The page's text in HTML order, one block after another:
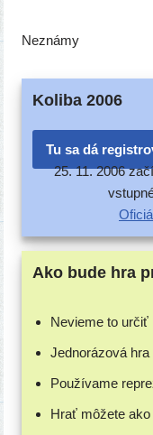
Neznámy
Koliba 2006
Tu sa dá
25. 11. 2006
Ako bude hra
Nevieme to určiť
Jednorázová hra
Používame
Hrať môže­te